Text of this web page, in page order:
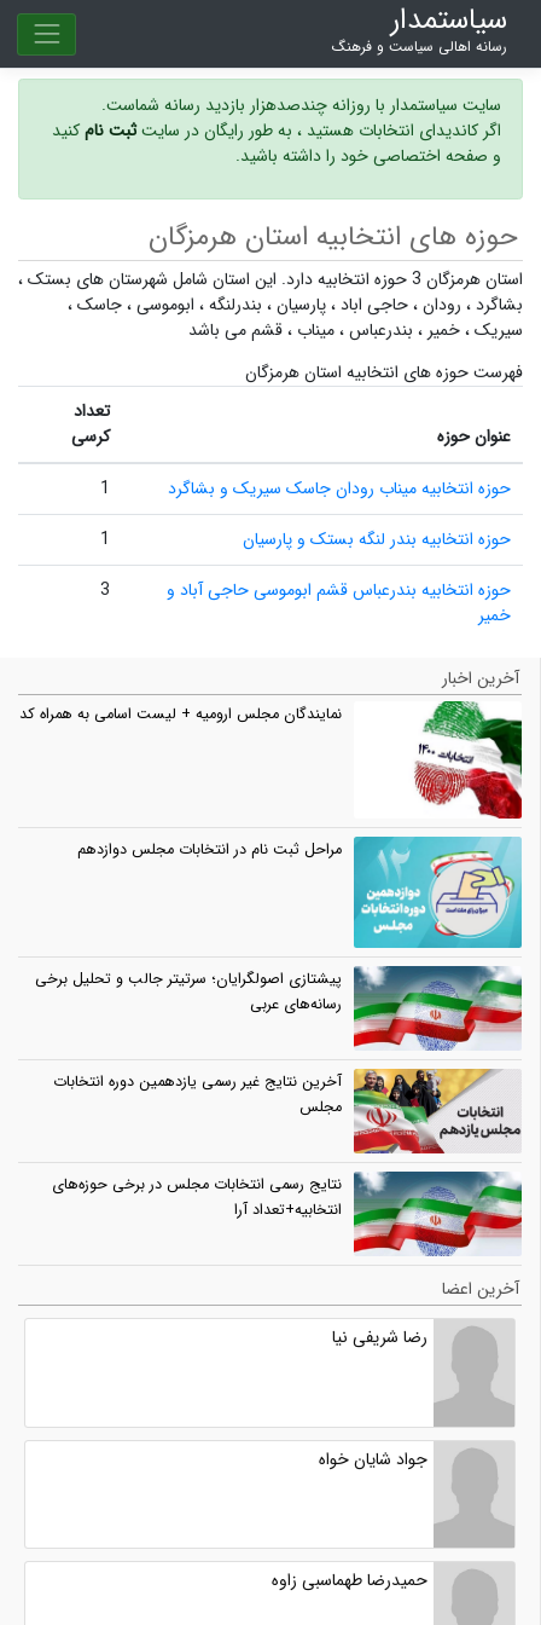
سیاستمدار
رسانه اهالی سیاست و فرهنگ
سایت سیاستمدار با روزانه چندصدهزار بازدید رسانه شماست.
اگر کاندیدای انتخابات هستید ، به طور رایگان در سایتثبت نامکنید
و صفحه اختصاصی خود را داشته باشید.
حوزه های انتخابیه استان هرمزگان
استان هرمزگان 3 حوزه انتخابیه دارد. این استان شامل شهرستان های بستک،
بشاگرد، رودان،حاجی اباد،پارسیان، بندرلنگه، ابوموسی،جاسک،
سیریک،خمیر ، بندرعباس،میناب ،قشممی باشد
فهرست حوزه های انتخابیه استان هرمزگان
عنوان حوزه
تعداد
کرسی
حوزه انتخابیه میناب رودان جاسک سیریک و بشاگرد
1
حوزه انتخابیه بندر لنگه بستک و پارسیان
1
حوزه انتخابیه بندرعباس قشم ابوموسی حاجی آباد و
خمیر
3
آخرین اخبار
نمایندگان مجلس ارومیه + لیست اسامی به همراه کد
مراحل ثبت نام در انتخابات مجلس دوازدهم
پیشتازی اصولگرایان؛ سرتیتر جالب و تحلیل برخی
رسانه‌های عربی
آخرین نتایج غیر رسمی یازدهمین دوره انتخابات
مجلس
نتایج رسمی انتخابات مجلس در برخی حوزه‌های
انتخابیه+تعداد آرا
آخرین اعضا
رضا شریفی نیا
جواد شایان خواه
حمیدرضا طهماسبی زاوه